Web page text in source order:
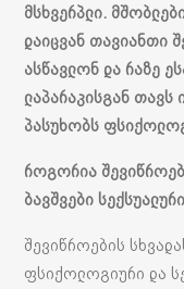
მსხვერპლი.
დაიცვან თავიანთი
ასწავლონ და რაზე
ლაპარაკისგან თავს
პასუხობს
როგორია
ბავშვები
შევიწროების
ფსიქოლოგიური და